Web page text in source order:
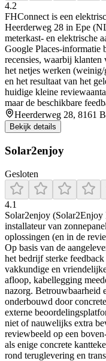
4.2
FHConnect is een
Heerderweg 28 in Epe
meterkast- en elektrische
Google Places-informatie
recensies, waarbij
het netjes werken
en het resultaat van het
huidige kleine
maar de beschikbare
Heerderweg 28, 8161
Bekijk details
Solar2enjoy
Gesloten
4.1
Solar2enjoy
installateur van
oplossingen (en in de
Op basis van de
het bedrijf sterke
vakkundige en
afloop, kabellegging
nazorg. Betrouwbaarheid
onderbouwd door
externe
niet of nauwelijks extra
reviewbeeld op een
als enige concrete
rond teruglevering en